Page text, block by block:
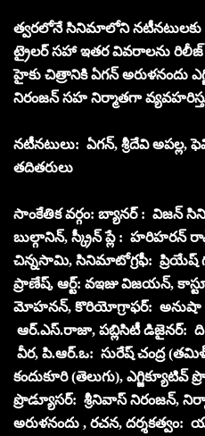
త్వ‌ర‌లోనే సినిమాలోని న‌టీన‌టుల‌కు
ట్రైల‌ర్ స‌హా ఇత‌ర వివ‌రాల‌ను
హైకు చిత్రానికి ఏగ‌న్ అరుళ‌నందు
నిరంజ‌న్ స‌హ నిర్మాత‌గా
న‌టీన‌టులు: ఏగ‌న్‌, శ్రీదేవి అపల్ల‌,
త‌దిత‌రులు
సాంకేతిక వ‌ర్గం: బ్యాన‌ర్ :
బుల్గానిన్‌, స్క్రీన్ ప్లే :
చిన్నసామి, సినిమాటోగ్ర‌ఫీ: ప్రియేష్
ప్రాణేష్‌, ఆర్ట్: వ‌ఇజు విజ‌య‌న్‌,
మోహ‌న‌న్‌, కొరియోగ్రాఫ‌ర్‌: అనుషా
ఆర్‌.ఎస్‌.రాజా, ప‌బ్లిసిటీ డిజైన‌ర్‌: ది
వీర‌, పి.ఆర్‌.ఒ: సురేష్ చంద్ర
కందుకూరి (తెలుగు), ఎగ్జిక్యూటివ్
ప్రొడ్యూస‌ర్‌: శ్రీనివాస్ నిరంజ‌న్‌,
అరుళ‌నందు , ర‌చ‌న‌,